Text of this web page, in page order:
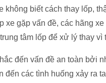
biết cách thay lốp,
xe gặp vấn đề, các hãng
tâm lốp để xử lý thay vì
đến vấn đề an toàn bởi
đến các tình huống xảy ra